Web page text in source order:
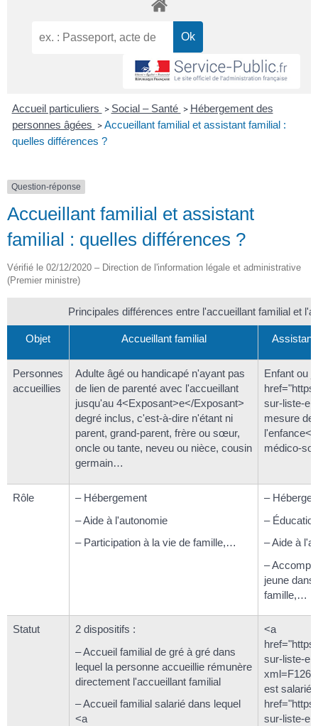
Accueil particuliers > Social – Santé > Hébergement des
personnes âgées > Accueillant familial et assistant familial :
quelles différences ?
Question-réponse
Accueillant familial et assistant
familial : quelles différences ?
Vérifié le 02/12/2020 – Direction de l'information légale et administrative
(Premier ministre)
Principales différences entre l'accueillant familial et
Objet Accueillant familial Assistant
Personnes
accueillies
Adulte âgé ou handicapé n'ayant pas
de lien de parenté avec l'accueillant
jusqu'au 4<Exposant>e</Exposant>
degré inclus, c'est-à-dire n'étant ni
parent, grand-parent, frère ou sœur,
oncle ou tante, neveu ou nièce, cousin
germain…
Enfant ou
sur-liste-
mesure de
l'enfance</
médico-
Rôle
– Hébergement
– Aide à l'autonomie
– Participation à la vie de famille,…
–
– Éducation
– Aide à
–
jeune
famille,…
Statut
2 dispositifs :
– Accueil familial de gré à gré dans
lequel la personne accueillie rémunère
directement l'accueillant familial
– Accueil familial salarié dans lequel
<a
<a
sur-liste-
est salarié
sur-liste-